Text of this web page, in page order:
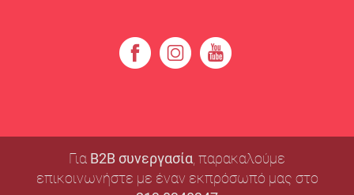
Για B2B συνεργασία , παρακαλούμε
επικοινωνήστε με έναν εκπρόσωπό μας στο